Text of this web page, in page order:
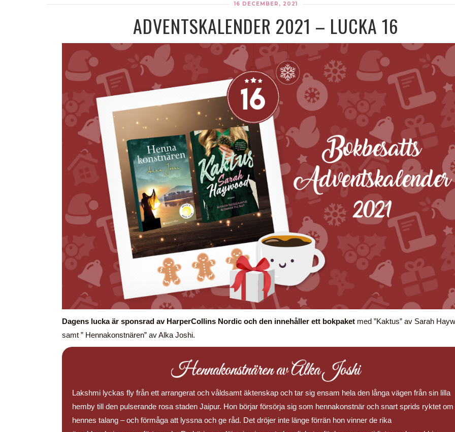
16 DECEMBER, 2021
ADVENTSKALENDER 2021 – LUCKA 16
Dagens lucka är sponsrad av HarperCollins Nordic och den innehåller ett bokpaket med ”Kaktus” av Sarah
samt ” Hennakonstnären” av Alka Joshi.
Hennakonstnären av Alka Joshi
Lakshmi lyckas fly från ett arrangerat och våldsamt äktenskap och tar sig ensam hela den långa vägen från sin lilla
hemby till den pulserande rosa staden Jaipur. Hon börjar försörja sig som hennakonstnär och snart sprids ryktet om
hennes talang – och förmåga att lyssna och ge råd. Det dröjer inte länge förrän hon vinner de rika